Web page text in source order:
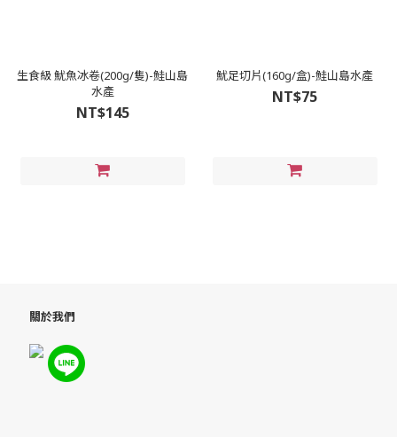
生食級 魷魚冰卷(200g/隻)-鮭山島
水產
NT$145
魷足切片(160g/盒)-鮭山島水產
NT$75
關於我們